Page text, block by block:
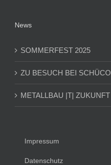
News
SOMMERFEST 2025
ZU BESUCH BEI SCHÜCO
METALLBAU |T| ZUKUNFT
Impressum
Datenschutz